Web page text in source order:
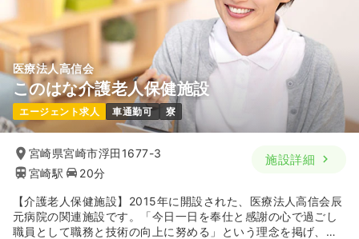
医療法人高信会
このはな介護老人保健施設
エージェント求人 車通勤可 寮
宮崎県宮崎市浮田1677-3
宮崎駅
20分
施設詳細
【介護老人保健施設】2015年に開設された、医療法人高信会辰
元病院の関連施設です。「今日一日を奉仕と感謝の心で過ごし
職員として職務と技術の向上に努める」という理念を掲げ、利